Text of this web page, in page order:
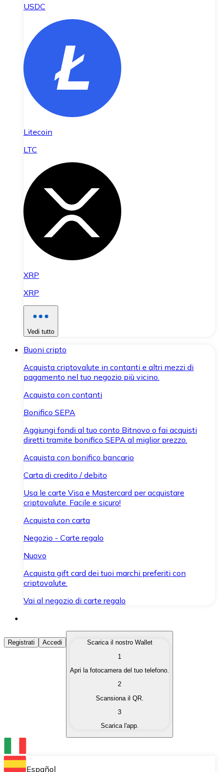
USDC
Litecoin
LTC
XRP
XRP
Vedi tutto
Buoni cripto
Acquista criptovalute in contanti e altri mezzi di
pagamento nel tuo negozio più vicino.
Acquista con contanti
Bonifico SEPA
Aggiungi fondi al tuo conto Bitnovo o fai acquisti
diretti tramite bonifico SEPA al miglior prezzo.
Acquista con bonifico bancario
Carta di credito / debito
Usa le carte Visa e Mastercard per acquistare
criptovalute. Facile e sicuro!
Acquista con carta
Negozio - Carte regalo
Nuovo
Acquista gift card dei tuoi marchi preferiti con
criptovalute.
Vai al negozio di carte regalo
Acquista Criptovalute
Acquista le criptovalute che ti interessano in modo
Converti le tue criptovalute in valuta fiat quando ne
Scambia una criptovaluta con un'altra
Conserva le tue cripto in un Wallet self-custodial.
Registrati Accedi
Scarica il nostro Wallet
1
Apri la fotocamera del tuo telefono.
2
Scansiona il QR.
3
Scarica l'app.
Español